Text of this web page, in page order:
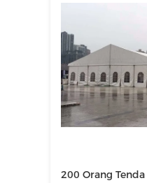
200 Orang